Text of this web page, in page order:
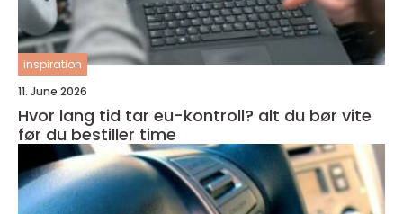
inspiration
11. June 2026
Hvor lang tid tar eu-kontroll? alt du bør vite
før du bestiller time